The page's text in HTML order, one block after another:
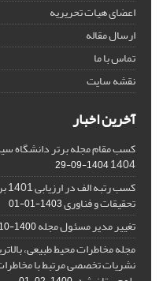
اعضای هیات تحریریه
ارسال مقاله
تماس با ما
نقشه سایت
آخرین اخبار
کسب مقام مجله برتر دانشگاه
1404
1404-09-29
تحقیقات و فناوری1403-01-01
تغییر مدیر مسئول مجله1400-10-27
نشریات تخصصی مرتبط با